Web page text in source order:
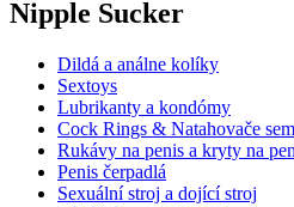
Nipple Sucker
Dildá a análne kolíky
Sextoys
Lubrikanty a kondómy
Cock Rings & Natahovače
Rukávy na penis a kryty na
Penis čerpadlá
Sexuální stroj a dojící stroj